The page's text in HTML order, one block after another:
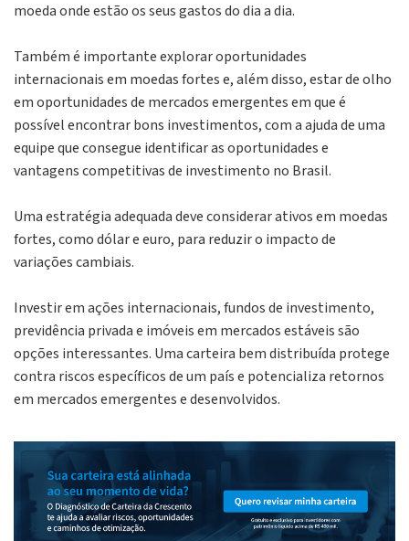
moeda onde estão os seus gastos do dia a dia.
Também é importante explorar oportunidades
internacionais em moedas fortes e, além disso, estar de olho
em oportunidades de mercados emergentes em que é
possível encontrar bons investimentos, com a ajuda de uma
equipe que consegue identificar as oportunidades e
vantagens competitivas de investimento no Brasil.
Uma estratégia adequada deve considerar ativos em moedas
fortes, como dólar e euro, para reduzir o impacto de
variações cambiais.
Investir em ações internacionais, fundos de investimento,
previdência privada e imóveis em mercados estáveis são
opções interessantes. Uma carteira bem distribuída protege
contra riscos específicos de um país e potencializa retornos
em mercados emergentes e desenvolvidos.